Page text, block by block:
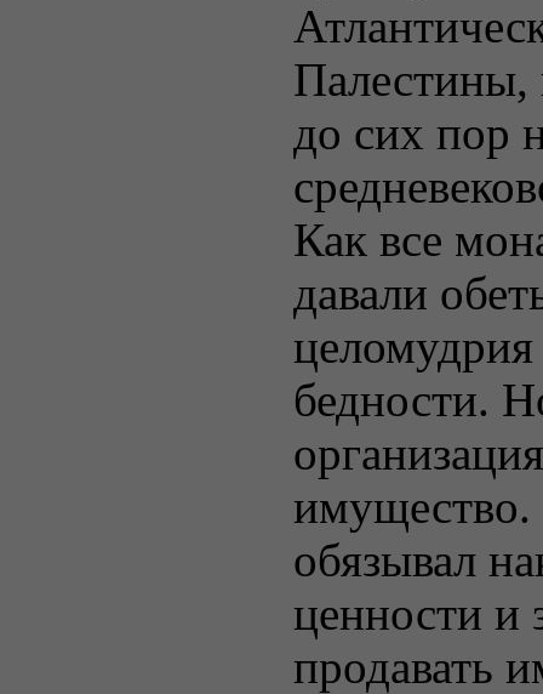
Палестины,
до сих пор
Как все
давали
бедности.
имущество.
обязывал
ценности и
продавать